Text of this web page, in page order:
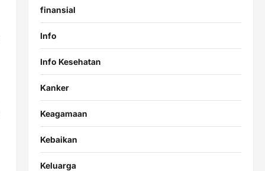
finansial
Info
Info Kesehatan
Kanker
Keagamaan
Kebaikan
Keluarga